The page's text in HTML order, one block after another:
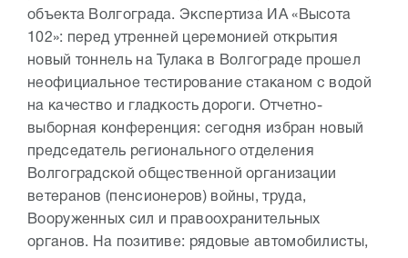
объекта Волгограда. Экспертиза ИА «Высота
102»: перед утренней церемонией открытия
новый тоннель на Тулака в Волгограде прошел
неофициальное тестирование стаканом с водой
на качество и гладкость дороги. Отчетно-
выборная конференция: сегодня избран новый
председатель регионального отделения
Волгоградской общественной организации
ветеранов (пенсионеров) войны, труда,
Вооруженных сил и правоохранительных
органов. На позитиве: рядовые автомобилисты,